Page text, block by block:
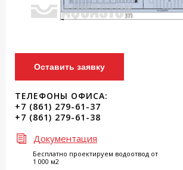
Оставить заявку
ТЕЛЕФОНЫ ОФИСА:
+7 (861) 279-61-37
+7 (861) 279-61-38
Документация
Бесплатно проектируем водоотвод от
1 000 м2